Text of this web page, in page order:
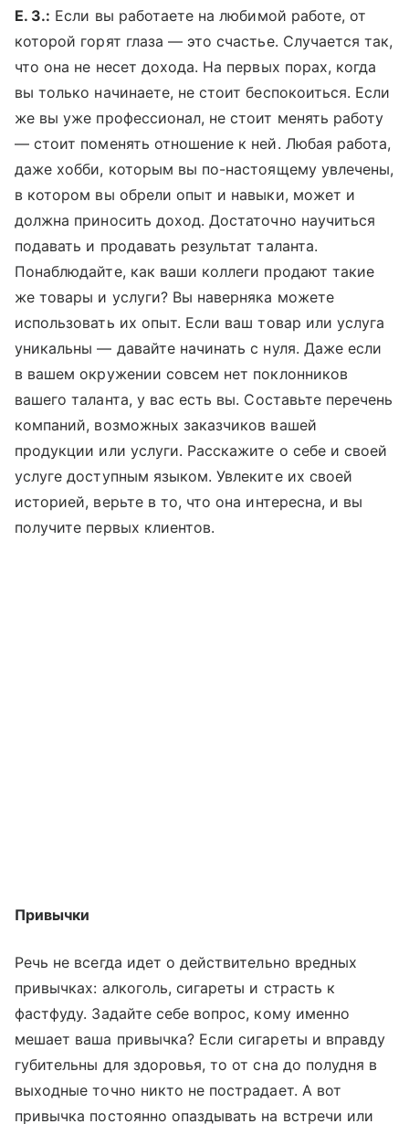
Е. З.: Если вы работаете на любимой работе, от
которой горят глаза — это счастье. Случается так,
что она не несет дохода. На первых порах, когда
вы только начинаете, не стоит беспокоиться. Если
же вы уже профессионал, не стоит менять работу
— стоит поменять отношение к ней. Любая работа,
даже хобби, которым вы по-настоящему увлечены,
в котором вы обрели опыт и навыки, может и
должна приносить доход. Достаточно научиться
подавать и продавать результат таланта.
Понаблюдайте, как ваши коллеги продают такие
же товары и услуги? Вы наверняка можете
использовать их опыт. Если ваш товар или услуга
уникальны — давайте начинать с нуля. Даже если
в вашем окружении совсем нет поклонников
вашего таланта, у вас есть вы. Составьте перечень
компаний, возможных заказчиков вашей
продукции или услуги. Расскажите о себе и своей
услуге доступным языком. Увлеките их своей
историей, верьте в то, что она интересна, и вы
получите первых клиентов.
Привычки
Речь не всегда идет о действительно вредных
привычках: алкоголь, сигареты и страсть к
фастфуду. Задайте себе вопрос, кому именно
мешает ваша привычка? Если сигареты и вправду
губительны для здоровья, то от сна до полудня в
выходные точно никто не пострадает. А вот
привычка постоянно опаздывать на встречи или